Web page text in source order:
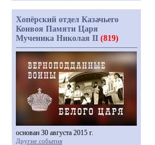
Хопёрский отдел Казачьего
Конвоя Памяти Царя
Мученика Николая II (819)
основан 30 августа 2015 г.
Другие события